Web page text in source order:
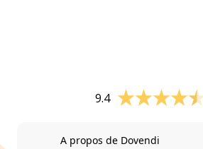
9.4
A propos de Dovendi